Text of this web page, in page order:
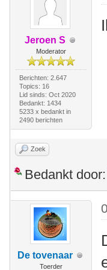
Jeroen S
Moderator
Berichten: 2.647
Topics: 16
Lid sinds: Oct 2020
Bedankt: 1434
5233 x bedankt in
2490 berichten
Zoek
Bedankt door:
De tovenaar
Toerder